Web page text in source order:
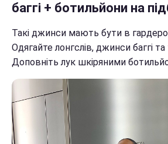
баггі + ботильйони на
Такі джинси мають бути в
Одягайте лонгслів, джинси баггі та
Доповніть лук шкіряними